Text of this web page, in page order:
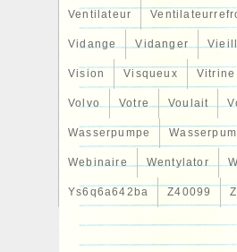
Ventilateur
Vidange Vidanger
Vision Visqueux Vitrine
Volvo Votre Voulait
Wasserpumpe
Webinaire Wentylator
Ys6q6a642ba Z40099